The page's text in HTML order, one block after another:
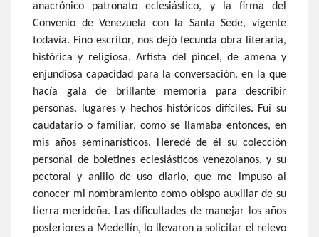
anacrónico patronato eclesiástico, y la firma del
Convenio de Venezuela con la Santa Sede, vigente
todavía. Fino escritor, nos dejó fecunda obra literaria,
histórica y religiosa. Artista del pincel, de amena y
enjundiosa capacidad para la conversación, en la que
hacía gala de brillante memoria para describir
personas, lugares y hechos históricos difíciles. Fui su
caudatario o familiar, como se llamaba entonces, en
mis años seminarísticos. Heredé de él su colección
personal de boletines eclesiásticos venezolanos, y su
pectoral y anillo de uso diario, que me impuso al
conocer mi nombramiento como obispo auxiliar de su
tierra merideña. Las dificultades de manejar los años
posteriores a Medellín, lo llevaron a solicitar el relevo